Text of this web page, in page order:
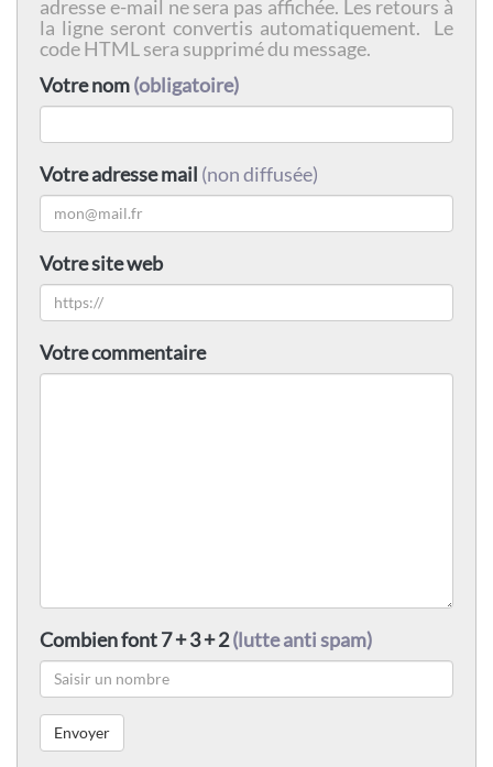
adresse e-mail ne sera pas affichée. Les retours à
la ligne seront convertis automatiquement. Le
code HTML sera supprimé du message.
Votre nom(obligatoire)
Votre adresse mail (non diffusée)
Votre site web
Votre commentaire
Combien font 7 + 3 + 2(lutte anti spam)